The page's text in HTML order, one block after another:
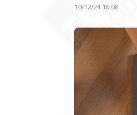
10/12/24 16:08